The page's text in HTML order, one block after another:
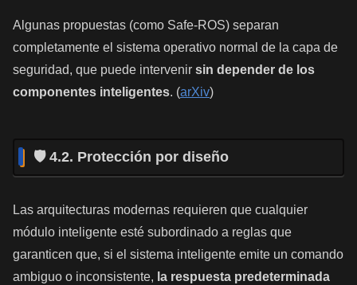
Algunas propuestas (como Safe-ROS) separan
completamente el sistema operativo normal de la capa de
seguridad, que puede intervenir sin depender de los
componentes inteligentes. (arXiv)
🛡️ 4.2. Protección por diseño
Las arquitecturas modernas requieren que cualquier
módulo inteligente esté subordinado a reglas que
garanticen que, si el sistema inteligente emite un comando
ambiguo o inconsistente, la respuesta predeterminada